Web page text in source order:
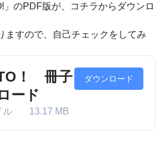
」のPDF版が、コチラからダウンロ
ますので、自己チェックをしてみ
！ 冊子
ード
ル 13.17 MB
ダウンロード